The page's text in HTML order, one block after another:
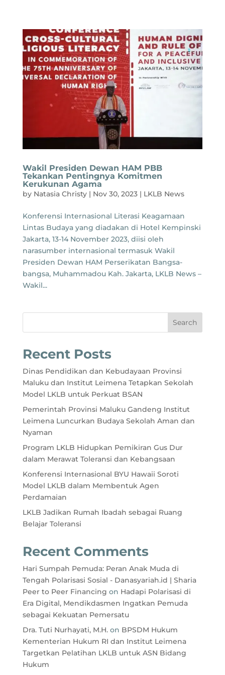
Wakil Presiden Dewan HAM PBB
Tekankan Pentingnya Komitmen
Kerukunan Agama
by Natasia Christy| Nov 30, 2023| LKLB News
Konferensi Internasional Literasi Keagamaan
Lintas Budaya yang diadakan di Hotel Kempinski
Jakarta, 13-14 November 2023, diisi oleh
narasumber internasional termasuk Wakil
Presiden Dewan HAM Perserikatan Bangsa-
bangsa, Muhammadou Kah. Jakarta, LKLB News –
Wakil...
Search
Recent Posts
Dinas Pendidikan dan Kebudayaan Provinsi
Maluku dan Institut Leimena Tetapkan Sekolah
Model LKLB untuk Perkuat BSAN
Pemerintah Provinsi Maluku Gandeng Institut
Leimena Luncurkan Budaya Sekolah Aman dan
Nyaman
Program LKLB Hidupkan Pemikiran Gus Dur
dalam Merawat Toleransi dan Kebangsaan
Konferensi Internasional BYU Hawaii Soroti
Model LKLB dalam Membentuk Agen
Perdamaian
LKLB Jadikan Rumah Ibadah sebagai Ruang
Belajar Toleransi
Recent Comments
Hari Sumpah Pemuda: Peran Anak Muda di
Tengah Polarisasi Sosial - Danasyariah.id | Sharia
Peer to Peer Financing on Hadapi Polarisasi di
Era Digital, Mendikdasmen Ingatkan Pemuda
sebagai Kekuatan Pemersatu
Dra. Tuti Nurhayati, M.H.on BPSDM Hukum
Kementerian Hukum RI dan Institut Leimena
Targetkan Pelatihan LKLB untuk ASN Bidang
Hukum